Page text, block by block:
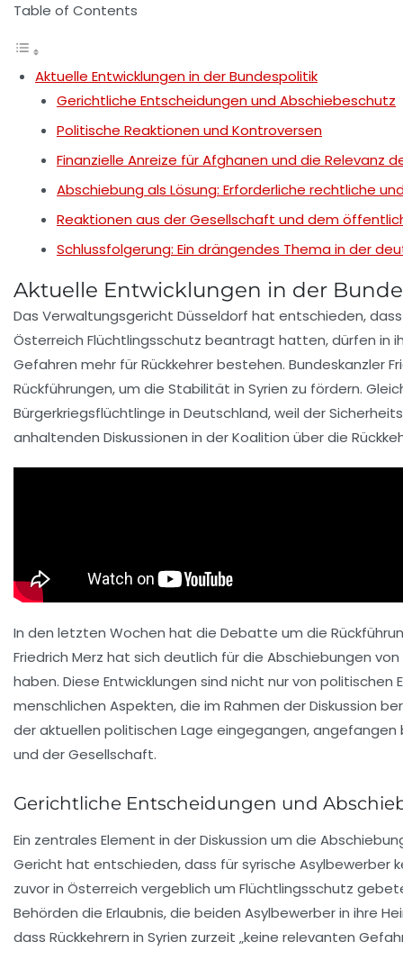
Table of Contents
Aktuelle Entwicklungen in der Bundespolitik
Gerichtliche Entscheidungen und Abschiebeschutz
Politische Reaktionen und Kontroversen
Finanzielle Anreize für Afghanen und die Relevanz
Abschiebung als Lösung: Erforderliche rechtliche
Reaktionen aus der Gesellschaft und dem
Schlussfolgerung: Ein drängendes Thema in der
Aktuelle Entwicklungen in der
Das Verwaltungsgericht Düsseldorf hat entschieden,
Österreich Flüchtlingsschutz beantragt hatten, dürfen
Gefahren mehr für Rückkehrer bestehen. Bundeskanzler
Rückführungen, um die Stabilität in Syrien zu fördern.
Bürgerkriegsflüchtlinge in Deutschland, weil der
anhaltenden Diskussionen in der Koalition über die
In den letzten Wochen hat die Debatte um die
Friedrich Merz hat sich deutlich für die Abschiebungen von
haben. Diese Entwicklungen sind nicht nur von
menschlichen Aspekten, die im Rahmen der Diskussion
der aktuellen politischen Lage eingegangen, angefangen
und der Gesellschaft.
Gerichtliche Entscheidungen und
Ein zentrales Element in der Diskussion um die
Gericht hat entschieden, dass für syrische Asylbewerber
zuvor in Österreich vergeblich um Flüchtlingsschutz
Behörden die Erlaubnis, die beiden Asylbewerber in ihre
dass Rückkehrern in Syrien zurzeit „keine relevanten